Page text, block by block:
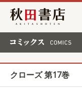
秋田書店
クローズ 第17巻